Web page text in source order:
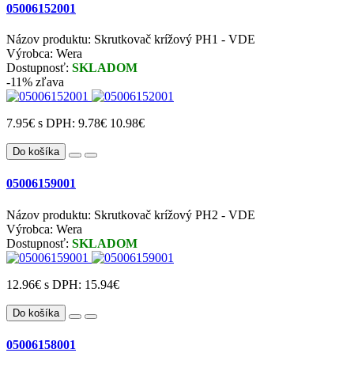
05006152001
Názov produktu: Skrutkovač krížový PH1 - VDE
Výrobca: Wera
Dostupnosť: SKLADOM
-11% zľava
7.95€ s DPH: 9.78€ 10.98€
Do košíka
05006159001
Názov produktu: Skrutkovač krížový PH2 - VDE
Výrobca: Wera
Dostupnosť: SKLADOM
12.96€ s DPH: 15.94€
Do košíka
05006158001